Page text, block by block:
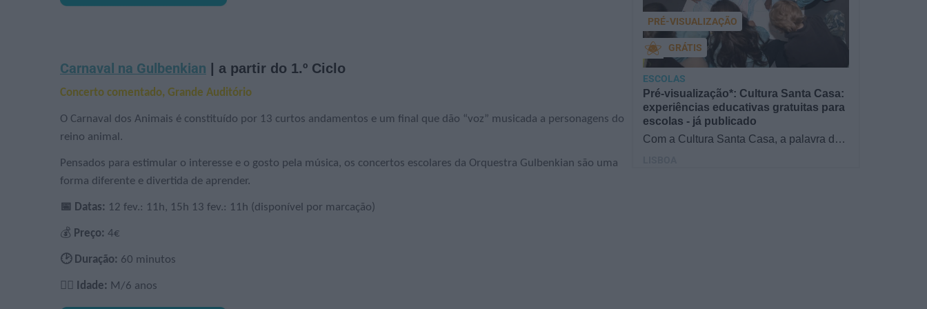
Carnaval na Gulbenkian | a partir do 1.º Ciclo
Concerto comentado, Grande Auditório
O Carnaval dos Animais é constituído por 13 curtos andamentos e um final que dão “voz” musicada a personagens do
reino animal.
Pensados para estimular o interesse e o gosto pela música, os concertos escolares da Orquestra Gulbenkian são uma
forma diferente e divertida de aprender.
📅 Datas: 12 fev.: 11h, 15h 13 fev.: 11h (disponível por marcação)
💰 Preço: 4€
🕑 Duração: 60 minutos
🙋‍♀️ Idade: M/6 anos
Pré-visualização*: Cultura Santa Casa:
experiências educativas gratuitas para
escolas - já publicado
Com a Cultura Santa Casa, a palavra de
GRÁTIS
PRÉ-VISUALIZAÇÃO
ESCOLAS